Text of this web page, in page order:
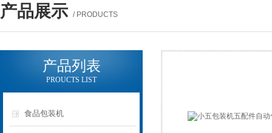
产品展示 / PRODUCTS
产品列表
PROUCTS LIST
食品包装机